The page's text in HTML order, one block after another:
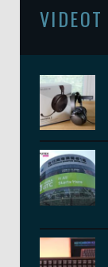
VIDEOT